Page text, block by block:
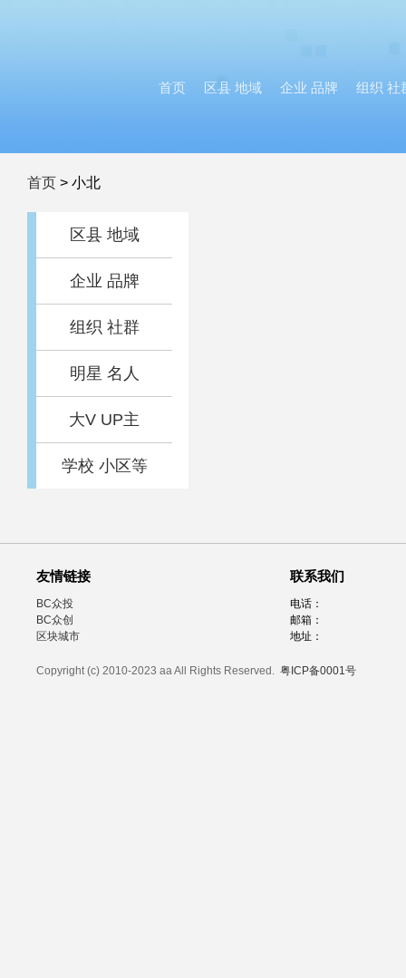
首页 区县 地域 企业 品牌 组织 社
首页 > 小北
区县 地域
企业 品牌
组织 社群
明星 名人
大V UP主
学校 小区等
友情链接
BC众投
BC众创
区块城市
联系我们
电话：
邮箱：
地址：
Copyright (c) 2010-2023 aa All Rights Reserved. 粤ICP备0001号